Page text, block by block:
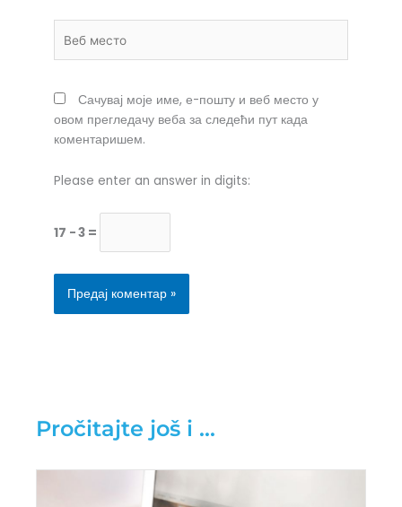
место
Сачувај моје име, е-пошту и веб место у
овом прегледачу веба за следећи пут када
коментаришем.
Please enter an answer in digits:
17 − 3 =
Pročitajte još i ...